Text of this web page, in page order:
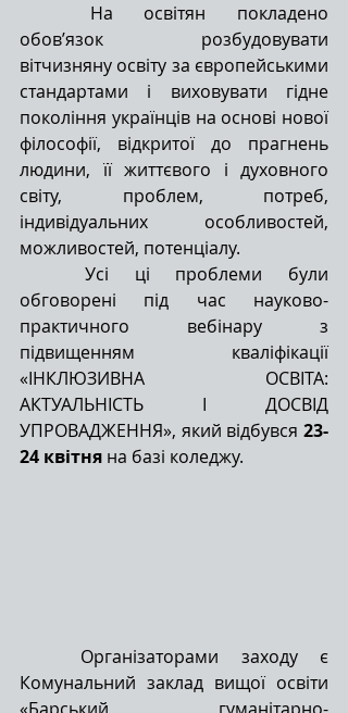
На освітян покладено
обов’язок розбудовувати
вітчизняну освіту за європейськими
стандартами і виховувати гідне
покоління українців на основі нової
філософії, відкритої до прагнень
людини, її життєвого і духовного
світу, проблем, потреб,
індивідуальних особливостей,
можливостей, потенціалу.
Усі ці проблеми були
обговорені під час науково-
практичного вебінару з
підвищенням кваліфікації
«ІНКЛЮЗИВНА ОСВІТА:
АКТУАЛЬНІСТЬ І ДОСВІД
УПРОВАДЖЕННЯ», який відбувся 23-
24 квітня на базі коледжу.
Організаторами заходу є
Комунальний заклад вищої освіти